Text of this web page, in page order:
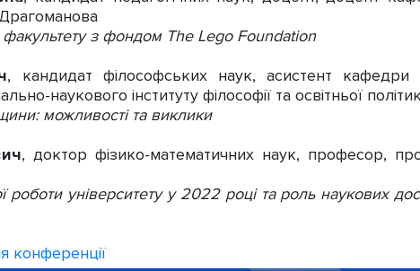
факультету з фондом The Lego Foundation
, кандидат філософських наук, асистент кафедри
наукового інституту філософії та освітньої
можливості та виклики
, доктор фізико-математичних наук, професор,
роботи університету у 2022 році та роль наукових
конференції